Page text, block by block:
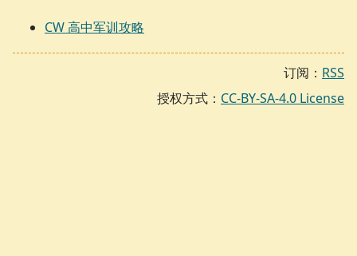
CW 高中军训攻略
订阅： RSS
授权方式： CC-BY-SA-4.0 License